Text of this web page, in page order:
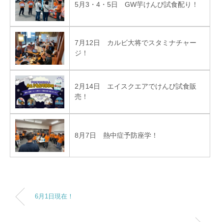
5月3・4・5日 GW芋けんぴ試食配り！
7月12日 カルビ大将でスタミナチャー
ジ！
2月14日 エイスクエアでけんぴ試食販
売！
8月7日 熱中症予防座学！
6月1日現在！